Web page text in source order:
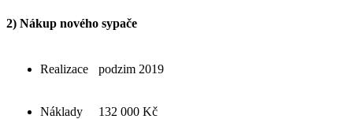
2) Nákup nového sypače
Realizace podzim 2019
Náklady 132 000 Kč